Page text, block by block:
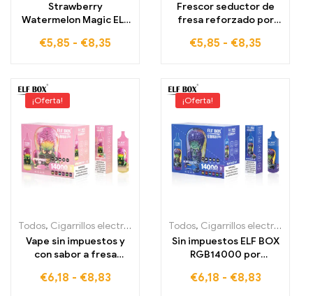
Strawberry
Watermelon Magic ELF
paladares exigentes
€5,85 - €8,35
Frescor seductor de
fresa reforzado por
Strawberry Ice ELF BOX
€5,85 - €8,35
¡Oferta!
Todos, Cigarrillos electrónicos desechables ,Cigarrillos
Vape sin impuestos y
con sabor a fresa
extraordinario
€6,18 - €8,83
¡Oferta!
Todos, Cigarrillos electrónicos desechables
Sin impuestos ELF BOX
RGB14000 por
Blue Razz Ice Vape a tu
€6,18 - €8,83